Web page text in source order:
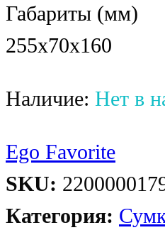
Габариты (мм)
255x70x160
Наличие: Нет в
Ego Favorite
SKU:
Категория: